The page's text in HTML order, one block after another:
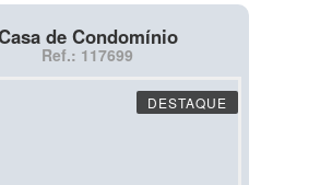
de Condomínio
Ref.: 117699
DESTAQUE